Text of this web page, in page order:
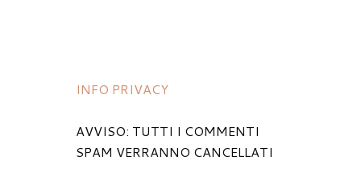
INFO PRIVACY
AVVISO: TUTTI I COMMENTI
SPAM VERRANNO CANCELLATI